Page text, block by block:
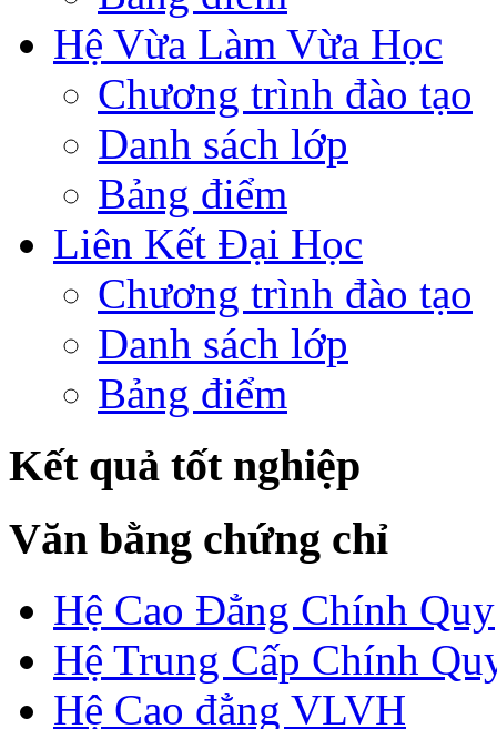
Hệ Vừa Làm Vừa Học
Chương trình đào tạo
Danh sách lớp
Bảng điểm
Liên Kết Đại Học
Chương trình đào tạo
Danh sách lớp
Bảng điểm
Kết quả tốt nghiệp
Văn bằng chứng chỉ
Hệ Cao Đẳng Chính Quy
Hệ Trung Cấp Chính
Hệ Cao đẳng VLVH